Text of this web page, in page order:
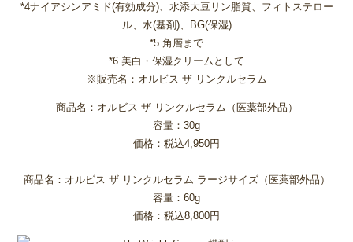
*4ナイアシンアミド(有効成分)、水添大豆リン脂質、フィトステロー
ル、水(基剤)、BG(保湿)
*5 角層まで
*6 美白・保湿クリームとして
※販売名：オルビス ザ リンクルセラム
商品名：オルビス ザ リンクルセラム（医薬部外品）
容量：30g
価格：税込4,950円
商品名：オルビス ザ リンクルセラム ラージサイズ（医薬部外品）
容量：60g
価格：税込8,800円